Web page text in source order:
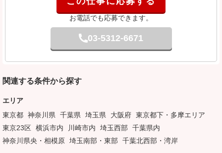
お電話でも応募できます。
03-5312-6671
関連する条件から探す
エリア
東京都 神奈川県 千葉県 埼玉県 大阪府 東京都下・多摩エリア
東京23区 横浜市内 川崎市内 埼玉西部
千葉県内
神奈川県央・相模原 埼玉南部・東部 千葉北西部・湾岸